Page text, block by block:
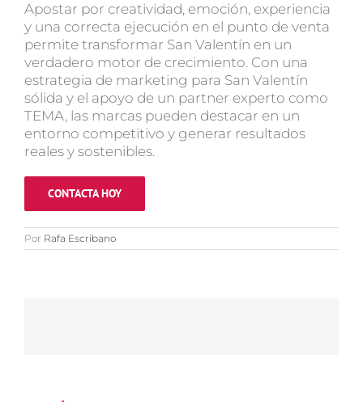
Apostar por creatividad, emoción, experiencia
y una correcta ejecución en el punto de venta
permite transformar San Valentín en un
verdadero motor de crecimiento. Con una
estrategia de marketing para San Valentín
sólida y el apoyo de un partner experto como
TEMA, las marcas pueden destacar en un
entorno competitivo y generar resultados
reales y sostenibles.
CONTACTA HOY
Por Rafa Escribano